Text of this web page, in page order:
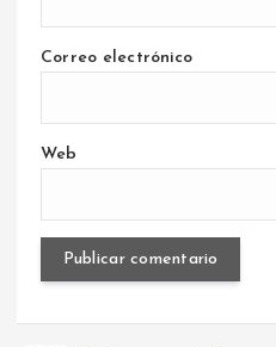
Correo electrónico
Web